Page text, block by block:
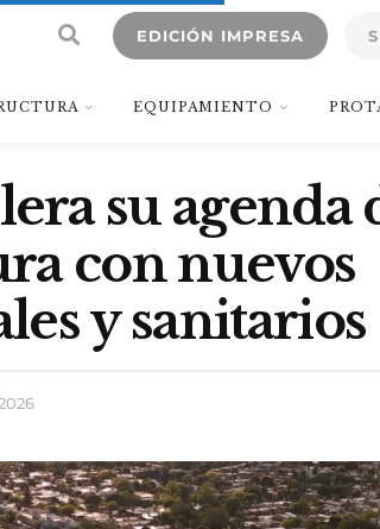
EDICIÓN IMPRESA
EQUIPAMIENTO
su agenda
con nuevos
y sanitarios